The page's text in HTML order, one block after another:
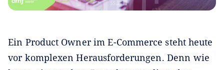
Ein Product Owner im E-Commerce steht heute
vor komplexen Herausforderungen. Denn wie